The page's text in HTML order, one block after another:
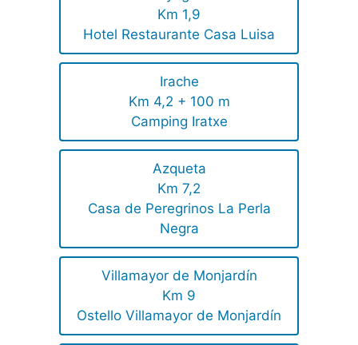
Km 1,9
Hotel Restaurante Casa Luisa
Irache
Km 4,2 + 100 m
Camping Iratxe
Azqueta
Km 7,2
Casa de Peregrinos La Perla
Negra
Villamayor de Monjardín
Km 9
Ostello Villamayor de Monjardín